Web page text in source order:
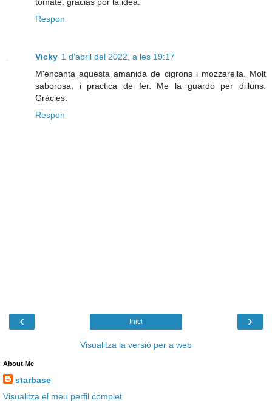
Respon
Vicky 1 d’abril del 2022, a les 19:17
M'encanta aquesta amanida de cigrons i mozzarella. Molt
saborosa, i practica de fer. Me la guardo per dilluns.
Gràcies.
Respon
‹ ›
Inici
Visualitza la versió per a web
About Me
starbase
Visualitza el meu perfil complet